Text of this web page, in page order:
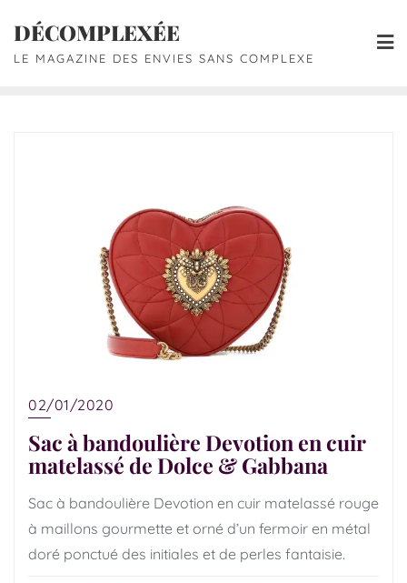
DÉCOMPLEXÉE
LE MAGAZINE DES ENVIES SANS COMPLEXE
02/01/2020
Sac à bandoulière Devotion en cuir
matelassé de Dolce & Gabbana
Sac à bandoulière Devotion en cuir matelassé rouge
à maillons gourmette et orné d’un fermoir en métal
doré ponctué des initiales et de perles fantaisie.